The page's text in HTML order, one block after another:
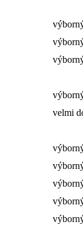
velmi